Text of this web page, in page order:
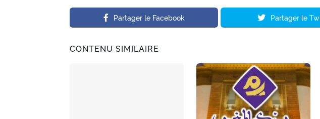
Partager le Facebook Partager le
CONTENU SIMILAIRE